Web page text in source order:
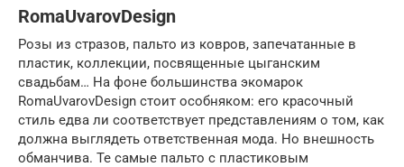
RomaUvarovDesign
Розы из стразов, пальто из ковров, запечатанные в
пластик, коллекции, посвященные цыганским
свадьбам… На фоне большинства экомарок
RomaUvarovDesign стоит особняком: его красочный
стиль едва ли соответствует представлениям о том, как
должна выглядеть ответственная мода. Но внешность
обманчива. Те самые пальто с пластиковым